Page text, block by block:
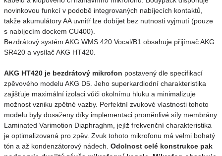
novinkovou funkcí v podobě integrovaných nabíjecích kontaktů,
takže akumulátory AA uvnitř lze dobíjet bez nutnosti vyjmutí (pouze
s nabíjecím dockem CU400).
Bezdrátový systém AKG WMS 420 Vocal/B1 obsahuje přijímač AKG
SR420 a vysílač AKG HT420.
AKG HT420 je bezdrátový mikrofon postavený dle specifikací
zpěvového modelu AKG D5. Jeho superkardiodní charakteristika
zajišťuje maximální izolaci vůči okolnímu hluku a minimalizuje
možnost vzniku zpětné vazby. Perfektní zvukové vlastnosti tohoto
modelu byly dosaženy díky implementaci proměnlivé síly membrány
Laminated Varimotion Diaphraghm, jejíž frekvenční charakteristika
je optimalizovaná pro zpěv. Zvuk tohoto mikrofonu má velmi bohatý
tón a až kondenzátorový nádech. Odolnost celé konstrukce pak